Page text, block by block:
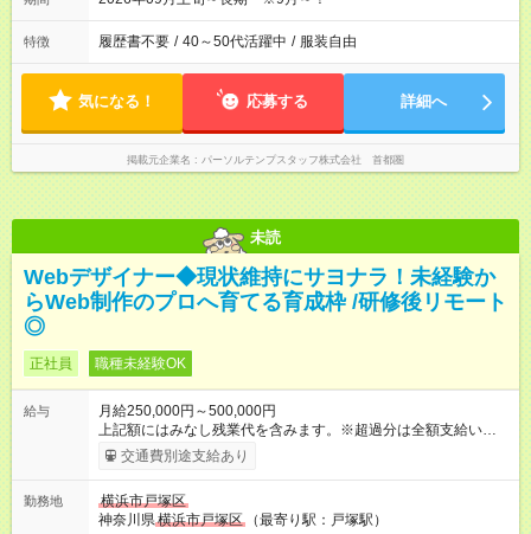
特徴 履歴書不要 / 40～50代活躍中 / 服装自由
気になる！ 応募する 詳細へ
掲載元企業名 パーソルテンプスタッフ株式会社 首都圏
未読
Webデザイナー◆現状維持にサヨナラ！未経験か
らWeb制作のプロへ育てる育成枠 /研修後リモート
◎
正社員 職種未経験OK
給与
月給250,000円～500,000円
上記額にはみなし残業代を含みます。※超過分は全額支給いたし
ます。 みなし残業代 21,675円／月 みなし残業時間 12時間／月 -
------------------------------------------------------- ≪経験者の方は以下と
万円～＋業績賞与＋交通費＋各種手当 ※固定残業代（30時間/6
万6，610円分）を含む。超過分は追加支給いたします 能力やス
交通費別途支給あり
勤務地
横浜市戸塚区
神奈川県横浜市戸塚区
（最寄り駅：戸塚駅）